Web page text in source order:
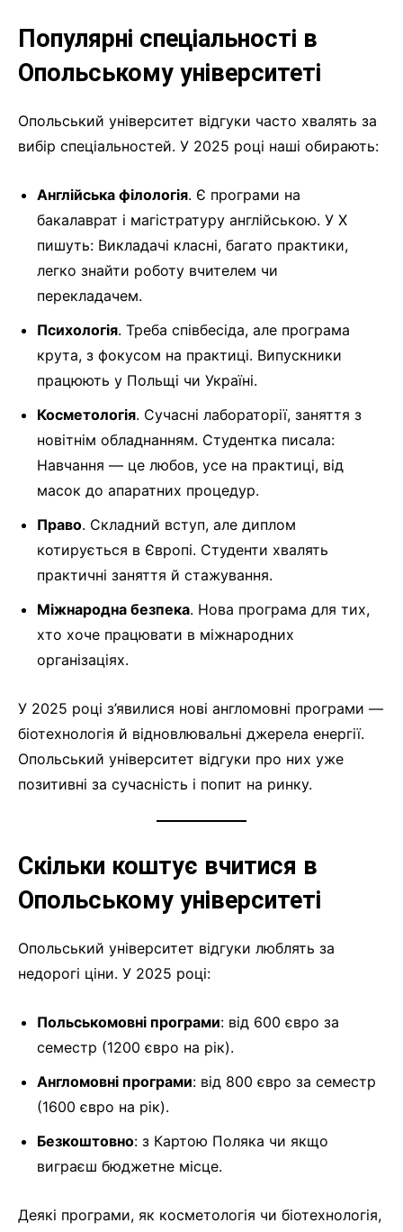
Популярні спеціальності в
Опольському університеті
Опольський університет відгуки часто хвалять за
вибір спеціальностей. У 2025 році наші обирають:
Англійська філологія. Є програми на
бакалаврат і магістратуру англійською. У X
пишуть: Викладачі класні, багато практики,
легко знайти роботу вчителем чи
перекладачем.
Психологія. Треба співбесіда, але програма
крута, з фокусом на практиці. Випускники
працюють у Польщі чи Україні.
Косметологія. Сучасні лабораторії, заняття з
новітнім обладнанням. Студентка писала:
Навчання — це любов, усе на практиці, від
масок до апаратних процедур.
Право. Складний вступ, але диплом
котирується в Європі. Студенти хвалять
практичні заняття й стажування.
Міжнародна безпека. Нова програма для тих,
хто хоче працювати в міжнародних
організаціях.
У 2025 році з’явилися нові англомовні програми —
біотехнологія й відновлювальні джерела енергії.
Опольський університет відгуки про них уже
позитивні за сучасність і попит на ринку.
Скільки коштує вчитися в
Опольському університеті
Опольський університет відгуки люблять за
недорогі ціни. У 2025 році:
Польськомовні програми: від 600 євро за
семестр (1200 євро на рік).
Англомовні програми: від 800 євро за семестр
(1600 євро на рік).
Безкоштовно: з Картою Поляка чи якщо
виграєш бюджетне місце.
Деякі програми, як косметологія чи біотехнологія,